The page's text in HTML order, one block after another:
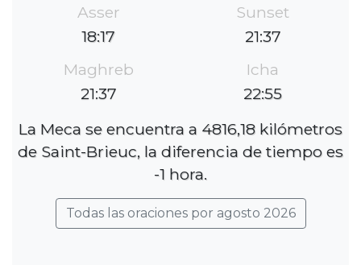
Asser
18:17
Sunset
21:37
Maghreb
21:37
Icha
22:55
La Meca se encuentra a 4816,18 kilómetros
de Saint-Brieuc, la diferencia de tiempo es
-1 hora.
Todas las oraciones por agosto 2026